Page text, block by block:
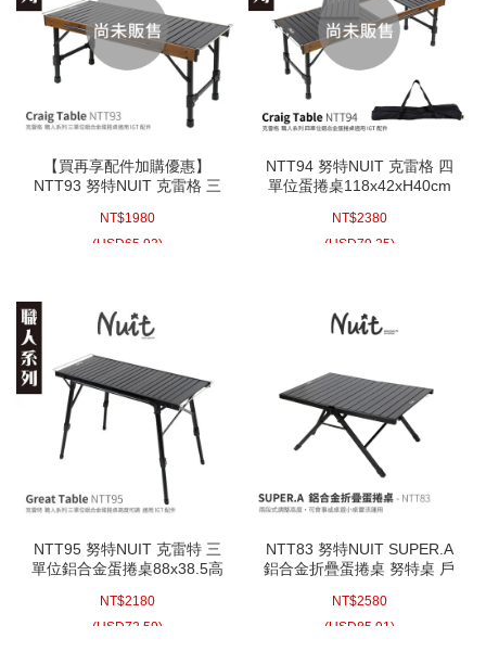
【買再享配件加購優惠】
NTT93 努特NUIT 克雷格 三
用IGT配件一單位露營桌摺疊
桌折疊桌餐桌類似NTT94
NT$1980
(USD65.93)
NTT94 努特NUIT 克雷格 四
單位蛋捲桌118x42xH40cm
疊桌折疊桌餐桌類似NTT93
NT$2380
(USD79.25)
NTT95 努特NUIT 克雷特 三
單位鋁合金蛋捲桌88x38.5高
營桌摺疊桌折疊桌餐桌
NT$2180
(USD72.59)
NTT83 努特NUIT SUPER.A
鋁合金折疊蛋捲桌 努特桌 戶
餐桌鋁合金桌
NT$2580
(USD85.91)